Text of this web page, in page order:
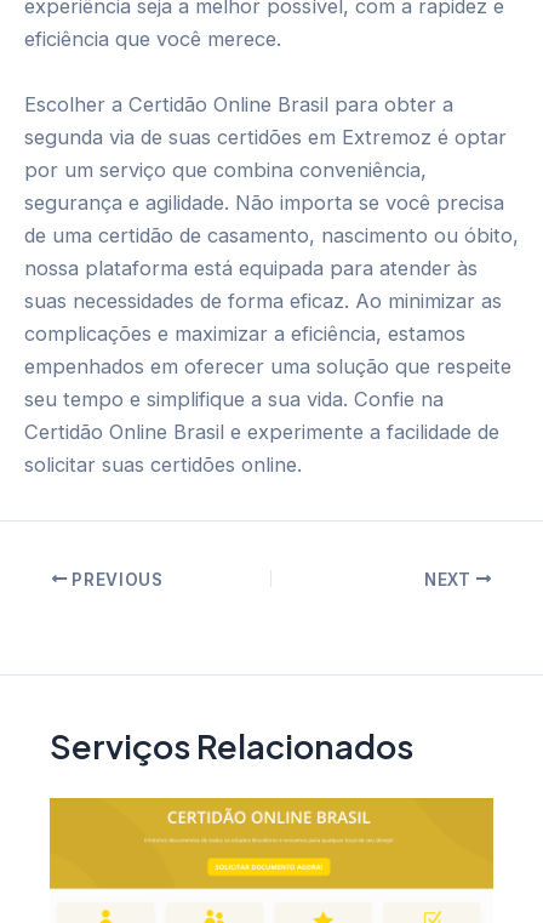
experiência seja a melhor possível, com a rapidez e
eficiência que você merece.
Escolher a Certidão Online Brasil para obter a
segunda via de suas certidões em Extremoz é optar
por um serviço que combina conveniência,
segurança e agilidade. Não importa se você precisa
de uma certidão de casamento, nascimento ou óbito,
nossa plataforma está equipada para atender às
suas necessidades de forma eficaz. Ao minimizar as
complicações e maximizar a eficiência, estamos
empenhados em oferecer uma solução que respeite
seu tempo e simplifique a sua vida. Confie na
Certidão Online Brasil e experimente a facilidade de
solicitar suas certidões online.
PostPREVIOUS NEXT
Serviços Relacionados